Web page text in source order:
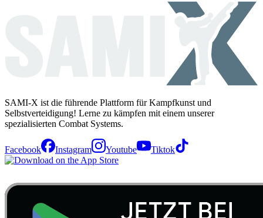
SAMI-X ist die führende Plattform für Kampfkunst und
Selbstverteidigung! Lerne zu kämpfen mit einem unserer
spezialisierten Combat Systems.
Facebook Instagram Youtube Tiktok